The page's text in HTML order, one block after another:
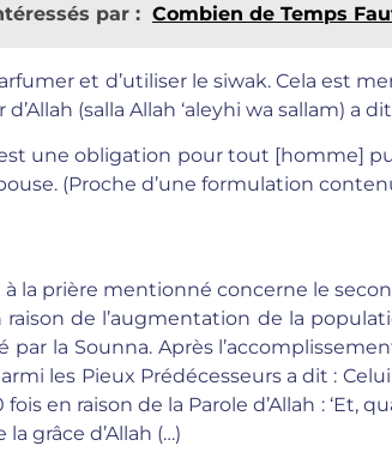
par : Combien de Temps
et d’utiliser le siwak. Cela est
d’Allah (salla Allah ‘aleyhi wa sallam) a
une obligation pour tout [homme]
(Proche d’une formulation
à la prière mentionné concerne le
raison de l’augmentation de la
la Sounna. Après
les Pieux Prédécesseurs a dit :
en raison de la Parole d’Allah : ‘Et,
grâce d’Allah (…)